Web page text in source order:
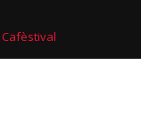
Cafèstival